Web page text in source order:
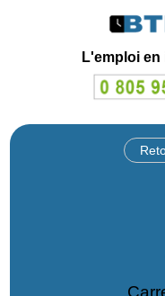
L'emploi